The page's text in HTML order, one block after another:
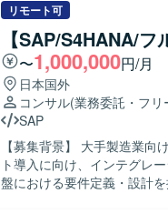
体的に行い、状況を的確に
な関係者と連携しつつ、柔
【ポジションの魅力】 海
整業務やSAPに関する経験
トの推進に関わることで、PMO
SAPを中心としたシステム
ら業務を進めていただきます
リモート可
【SAP/S4HANA/
〜1,000,000円/月
日本国外
コンサル(業務委託・フリ
SAP
【募集背景】 大手製造業
ト導入に向け、インテグレ
盤における要件定義・設計を推進